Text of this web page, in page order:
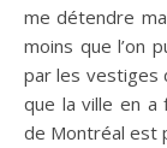
me détendre
moins que l’on
par les vestiges
que la ville en a
de Montréal est